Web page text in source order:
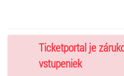
limits“, kde vymazávajú doterajšie
stranu hudbu vysvetľujú, glosujú, na
súvislostí s ľudskými príbehmi a
koncerty sú preto zároveň prístupné
zapálenému poslucháčovi/špecialistovi
Ticketportal je
vstupeniek